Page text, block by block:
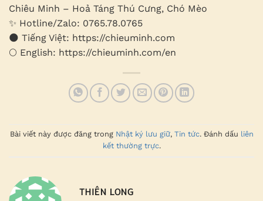
Chiêu Minh – Hoả Táng Thú Cưng, Chó Mèo
✨ Hotline/Zalo: 0765.78.0765
🌑 Tiếng Việt: https://chieuminh.com
🌕 English: https://chieuminh.com/en
Bài viết này được đăng trong Nhật ký lưu giữ, Tin tức. Đánh dấu liên
kết thường trực.
THIÊN LONG